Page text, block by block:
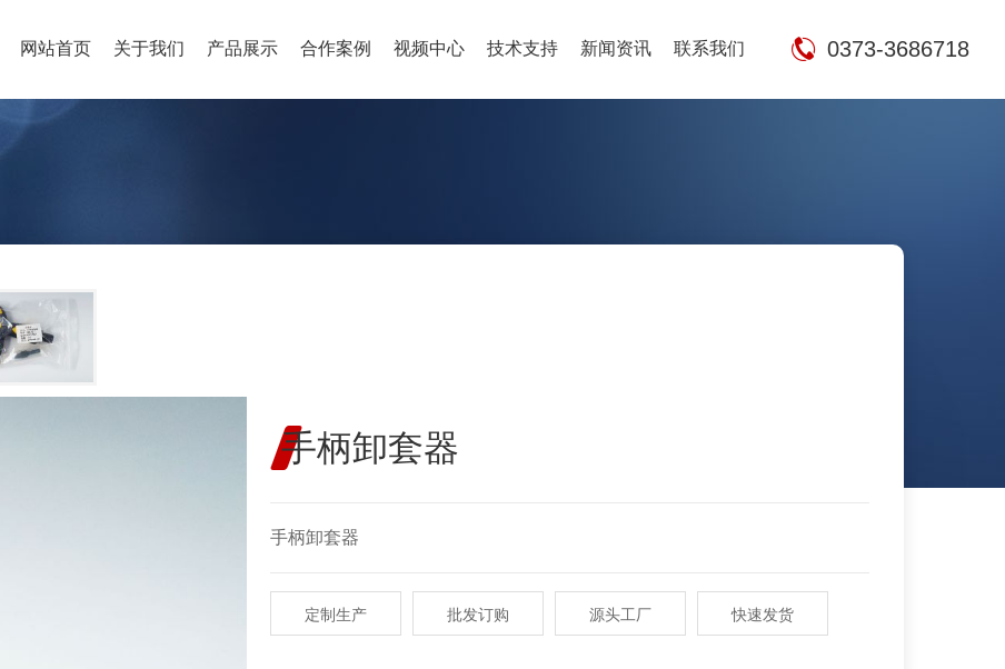
网站首页 关于我们 产品展示 合作案例 视频中心 技术支持 新闻资讯 联系我们 0373-3686718
手柄卸套器
手柄卸套器
定制生产 批发订购 源头工厂 快速发货